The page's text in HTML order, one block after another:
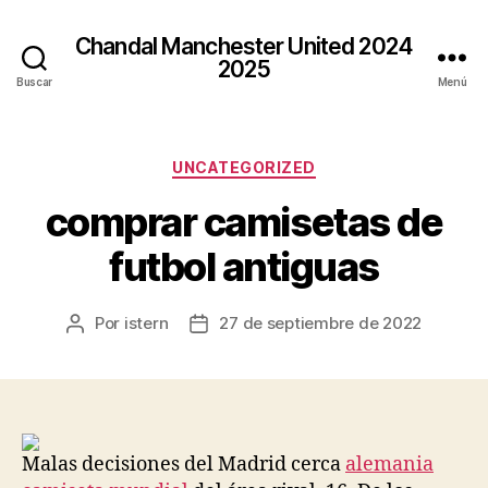
Buscar
Chandal Manchester United 2024
2025
Menú
Categorías
UNCATEGORIZED
comprar camisetas de
futbol antiguas
Autor
Por istern
Fecha27 de septiembre de 2022
Malas decisiones del Madrid cerca alemania